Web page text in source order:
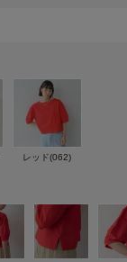
レッド(062)